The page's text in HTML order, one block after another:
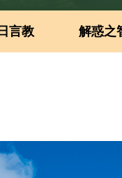
言教 解惑之